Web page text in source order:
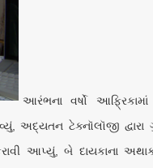
આરંભના વર્ષો આફ્રિકામાં
અદ્યતન ટેક્નૉલૉજી દ્વારા
આપ્યું, બે દાયકાના